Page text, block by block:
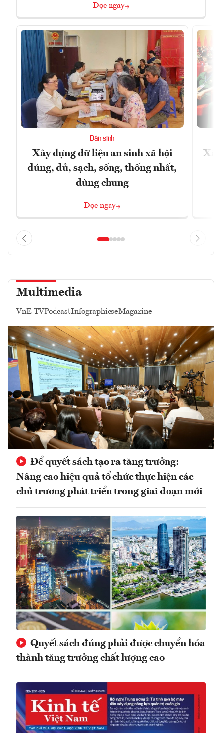
Đọc ngay
Dân sinh
Xây dựng dữ liệu an sinh xã hội
đúng, đủ, sạch, sống, thống nhất,
dùng chung
Đọc ngay
Multimedia
VnE TVPodcastInfographicseMagazine
Để quyết sách tạo ra tăng trưởng:
Nâng cao hiệu quả tổ chức thực hiện các
chủ trương phát triển trong giai đoạn mới
Quyết sách đúng phải được chuyển hóa
thành tăng trưởng chất lượng cao